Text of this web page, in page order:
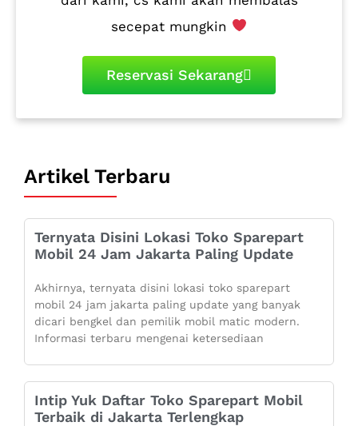
secepat mungkin
Reservasi Sekarang
Artikel Terbaru
Ternyata Disini Lokasi Toko Sparepart
Mobil 24 Jam Jakarta Paling Update
Akhirnya, ternyata disini lokasi toko sparepart
mobil 24 jam jakarta paling update yang banyak
dicari bengkel dan pemilik mobil matic modern.
Informasi terbaru mengenai ketersediaan
Intip Yuk Daftar Toko Sparepart Mobil
Terbaik di Jakarta Terlengkap